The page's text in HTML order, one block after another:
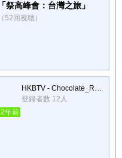
「祭高峰會：台灣之旅」
（52回視聴）
HKBTV - Chocolate_Rep ch.
登録者数 12人
2年前